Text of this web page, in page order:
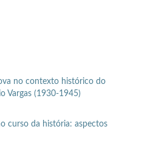
no contexto histórico do
Vargas (1930-1945)
curso da história: aspectos